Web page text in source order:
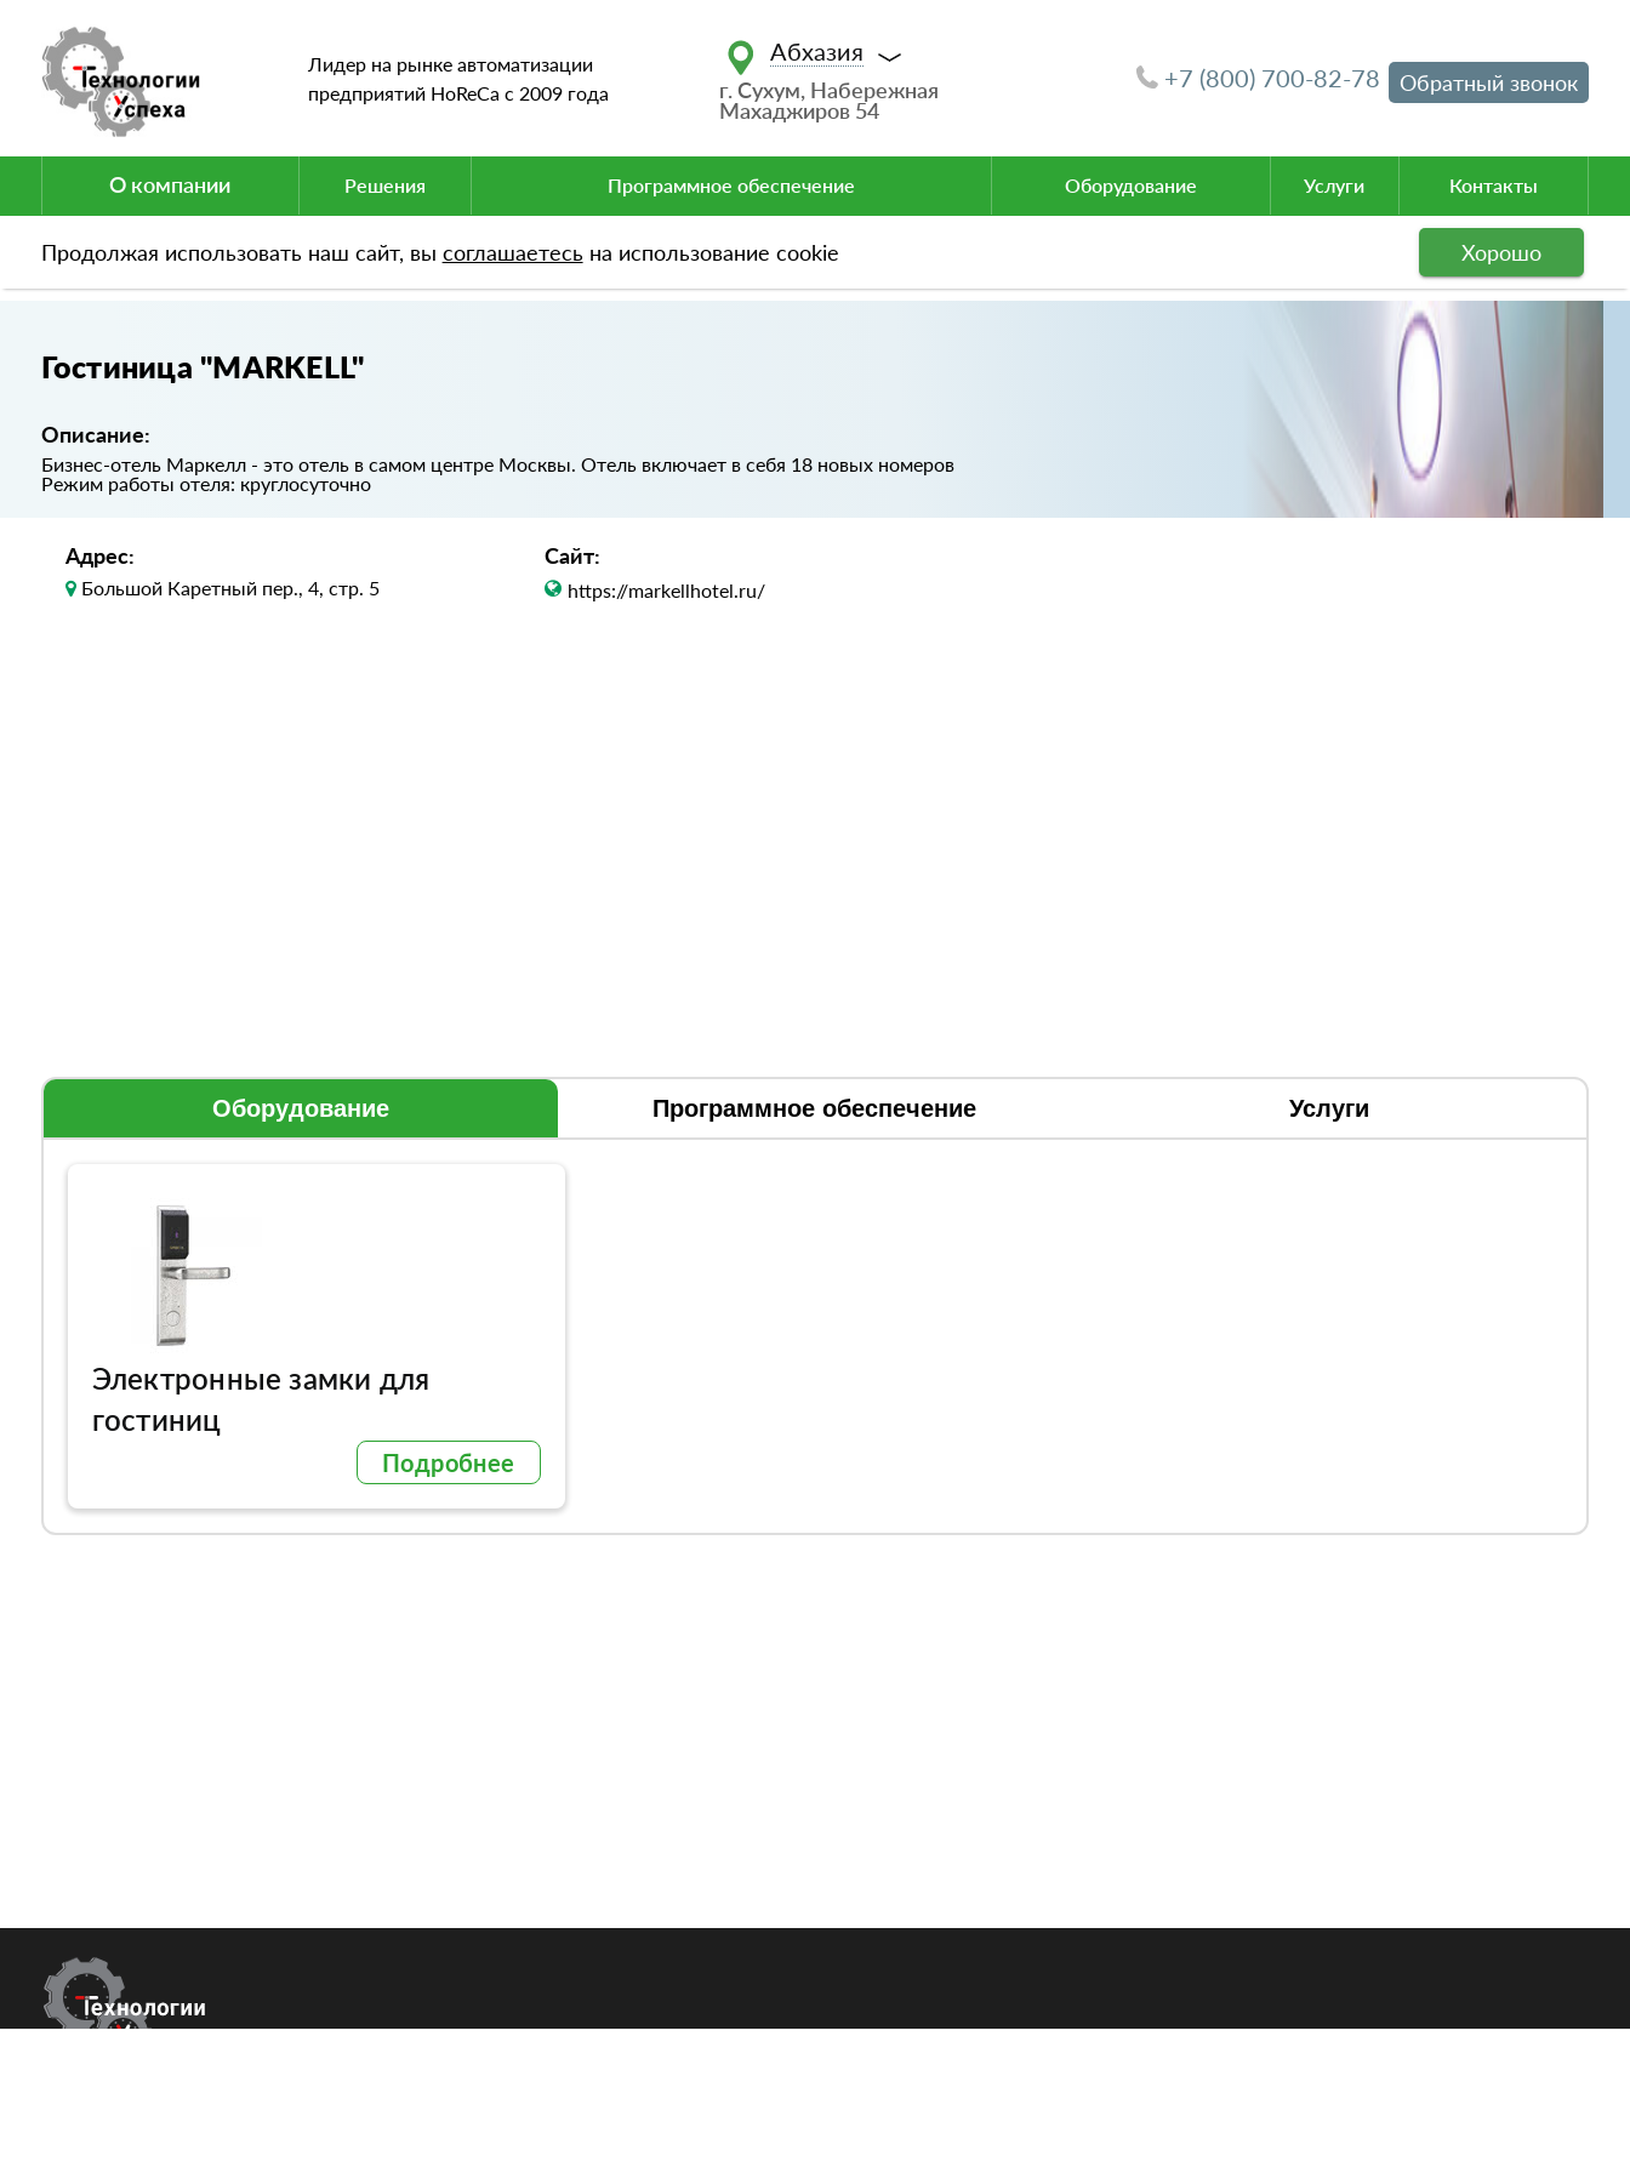
Лидер на рынке автоматизации
предприятий HoReCa c 2009 года
Абхазия
г. Сухум, Набережная
Махаджиров 54
+7 (800) 700-82-78 Обратный звонок
О компании Решения Программное обеспечение Оборудование Услуги Контакты
Продолжая использовать наш сайт, вы соглашаетесь на использование cookie Хорошо
Портфолио Гостиница "MARKELL"
Гостиница "MARKELL"
Описание:
Бизнес-отель Маркелл - это отель в самом центре Москвы. Отель включает в себя 18 новых номеров
Режим работы отеля: круглосуточно
Адрес:
Большой Каретный пер., 4, стр. 5
Сайт:
https://markellhotel.ru/
Оборудование Программное обеспечение Услуги
Электронные замки для
гостиниц
Подробнее